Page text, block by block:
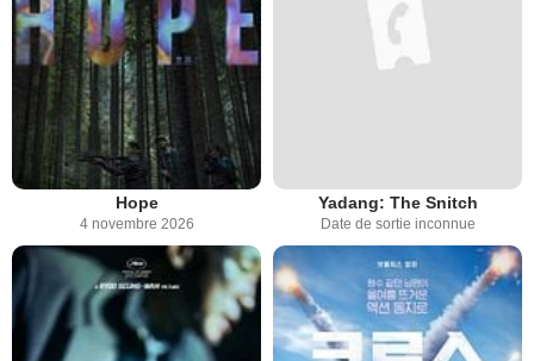
Hope
4 novembre 2026
Yadang: The Snitch
Date de sortie inconnue